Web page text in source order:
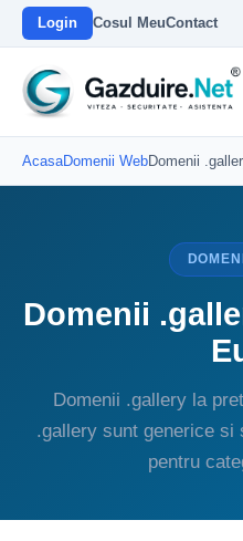
Login Cosul MeuContact
AcasaDomenii WebDomenii
Domenii
Domenii .gallery la
.gallery sunt generice si
pentru